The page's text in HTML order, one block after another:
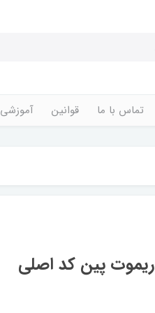
تماس با ما قوانین آموزشی
ریموت پین کد اصلی